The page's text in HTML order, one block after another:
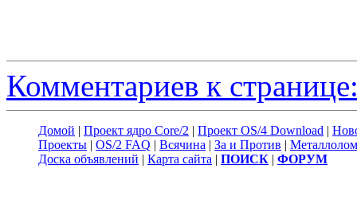
Комментариев к
Домой | Проект ядро Core/2 | Проект OS/4 Download |
Проекты | OS/2 FAQ | Всячина | За и Против | Металлолом
Доска объявлений | Карта сайта | ПОИСК | ФОРУМ